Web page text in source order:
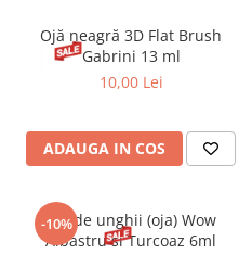
Ojă neagră 3D Flat Brush
Gabrini 13 ml
10,00 Lei
ADAUGA IN COS
-10%
Lac de unghii (oja) Wow
Albastru si Turcoaz 6ml